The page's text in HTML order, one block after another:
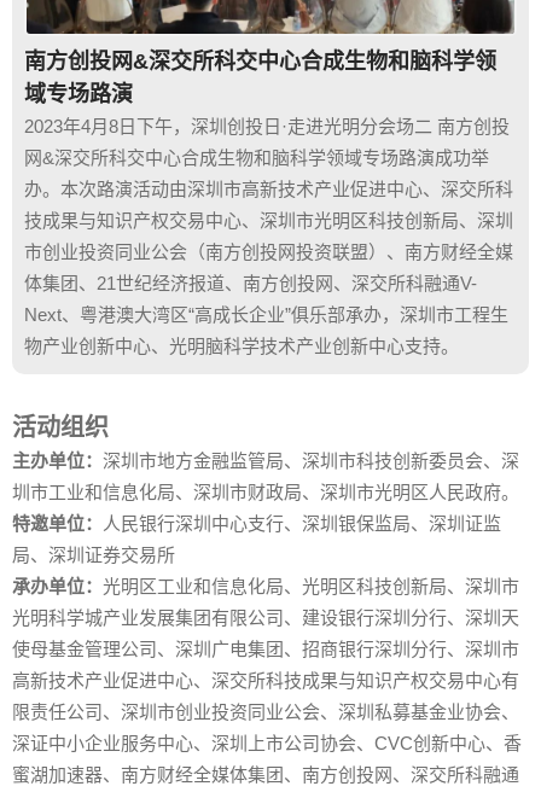
南方创投网&深交所科交中心合成生物和脑科学领
域专场路演
2023年4月8日下午，深圳创投日·走进光明分会场二 南方创投
网&深交所科交中心合成生物和脑科学领域专场路演成功举
办。本次路演活动由深圳市高新技术产业促进中心、深交所科
技成果与知识产权交易中心、深圳市光明区科技创新局、深圳
市创业投资同业公会（南方创投网投资联盟）、南方财经全媒
体集团、21世纪经济报道、南方创投网、深交所科融通V-
Next、粤港澳大湾区“高成长企业”俱乐部承办，深圳市工程生
物产业创新中心、光明脑科学技术产业创新中心支持。
活动组织
主办单位： 深圳市地方金融监管局、深圳市科技创新委员会、深
圳市工业和信息化局、深圳市财政局、深圳市光明区人民政府。
特邀单位：
人民银行深圳中心支行、深圳银保监局、深圳证监
局、深圳证券交易所
承办单位： 光明区工业和信息化局、光明区科技创新局、深圳市
光明科学城产业发展集团有限公司、建设银行深圳分行、深圳天
使母基金管理公司、深圳广电集团、招商银行深圳分行、深圳市
高新技术产业促进中心、深交所科技成果与知识产权交易中心有
限责任公司、深圳市创业投资同业公会、深圳私募基金业协会、
深证中小企业服务中心、深圳上市公司协会、CVC创新中心、香
蜜湖加速器、南方财经全媒体集团、南方创投网、深交所科融通